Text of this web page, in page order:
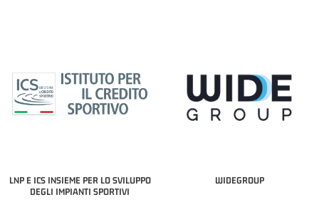
LNP E ICS INSIEME PER LO SVILUPPO
DEGLI IMPIANTI SPORTIVI
WIDEGROUP